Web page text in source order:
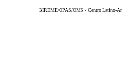
BIREME/OPAS/OMS - Centro Latino-